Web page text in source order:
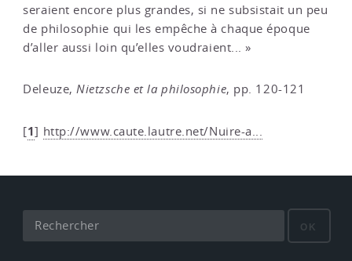
seraient encore plus grandes, si ne subsistait un peu
de philosophie qui les empêche à chaque époque
d’aller aussi loin qu’elles voudraient... »
Deleuze,Nietzsche et la philosophie, pp. 120-121
[1] http://www.caute.lautre.net/Nuire-a...
OK